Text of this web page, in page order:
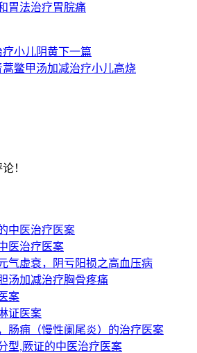
胃法治疗胃脘痛
小儿阴黄下一篇
鳖甲汤加减治疗小儿高烧
！
中医治疗医案
医治疗医案
气虚衰，阴亏阳损之高血压病
汤加减治疗胸骨疼痛
案
证医案
肠痈（慢性阑尾炎）的治疗医案
型,厥证的中医治疗医案